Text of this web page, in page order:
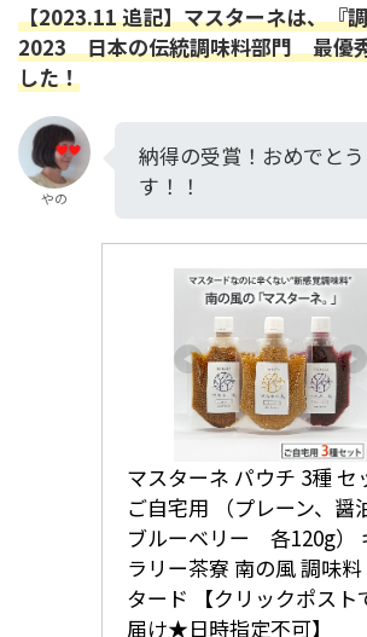
【2023.11 追記】マスターネは、『
2023 日本の伝統調味料部門 最優
した！
やの
納得の受賞！おめでと
す！！
マスターネ パウチ 3種 セ
ご自宅用 （プレーン、醤
ブルーベリー　各120g）
ラリー茶寮 南の風 調味料
タード 【クリックポスト
届け★日時指定不可】